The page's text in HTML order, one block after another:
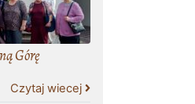
Górę
Czytaj wiecej